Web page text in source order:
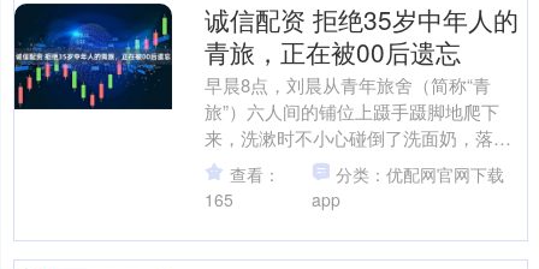
诚信配资 拒绝35岁中年人的
青旅，正在被00后遗忘
早晨8点，刘晨从青年旅舍（简称“青
旅”）六人间的铺位上蹑手蹑脚地爬下
来，洗漱时不小心碰倒了洗面奶，落地
的瓶子在狭小的卫生间里震荡出巨大的
回声。她走出卫生间时，听....
查看：
165
分类：优配网官网下载
app